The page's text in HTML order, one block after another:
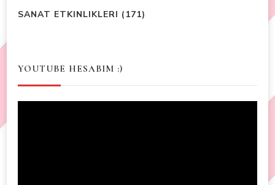
SANAT ETKINLIKLERI (171)
YOUTUBE HESABIM :)